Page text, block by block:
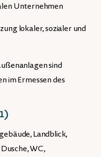
Unternehmen
lokaler, sozialer und
sind
im Ermessen des
Landblick,
WC,